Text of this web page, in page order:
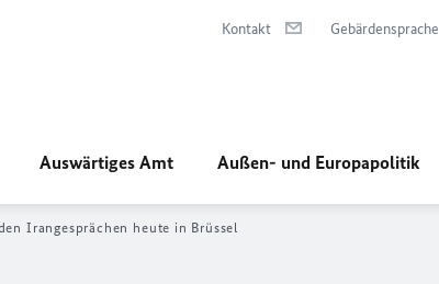
Kontakt Gebärdensprache
Auswärtiges Amt Außen- und Europapolitik
Irangesprächen heute in Brüssel